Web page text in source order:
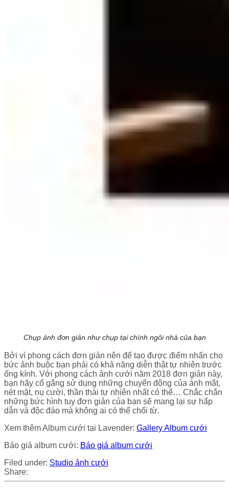
Chụp ảnh đơn giản như chụp tại chính ngôi nhà của bạn
Bởi vì phong cách đơn giản nên để tạo được điểm nhấn cho
bức ảnh buộc bạn phải có khả năng diễn thật tự nhiên trước
ống kính. Với phong cách ảnh cưới năm 2018 đơn giản này,
bạn hãy cố gắng sử dụng những chuyển động của ánh mắt,
nét mặt, nụ cười, thần thái tự nhiên nhất có thể… Chắc chắn
những bức hình tuy đơn giản của bạn sẽ mang lại sự hấp
dẫn và độc đáo mà không ai có thể chối từ.
Xem thêm Album cưới tại Lavender: Gallery Album cưới
Báo giá album cưới: Báo giá album cưới
Filed under: Studio ảnh cưới
Share: